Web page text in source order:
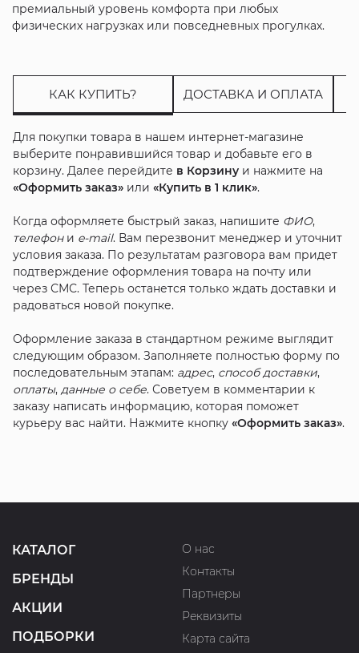
премиальный уровень комфорта при любых
физических нагрузках или повседневных прогулках.
КАК КУПИТЬ? ДОСТАВКА И ОПЛАТА
Для покупки товара в нашем интернет-магазине
выберите понравившийся товар и добавьте его в
корзину. Далее перейдите в Корзинуи нажмите на
«Оформить заказ»или «Купить в 1 клик».
Когда оформляете быстрый заказ, напишите ФИО,
телефони e-mail. Вам перезвонит менеджер и уточнит
условия заказа. По результатам разговора вам придет
подтверждение оформления товара на почту или
через СМС. Теперь останется только ждать доставки и
радоваться новой покупке.
Оформление заказа в стандартном режиме выглядит
следующим образом. Заполняете полностью форму по
последовательным этапам: адрес, способ доставки,
оплаты, данные о себе. Советуем в комментарии к
заказу написать информацию, которая поможет
курьеру вас найти. Нажмите кнопку «Оформить заказ».
КАТАЛОГ
БРЕНДЫ
АКЦИИ
ПОДБОРКИ
О нас
Контакты
Партнеры
Реквизиты
Карта сайта